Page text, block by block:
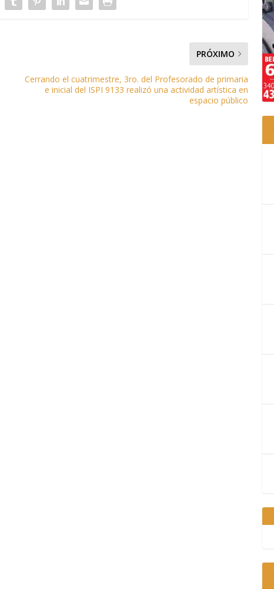
PRÓXIMO
Cerrando el cuatrimestre, 3ro. del Profesorado de primaria
e inicial del ISPI 9133 realizó una actividad artística en
espacio público